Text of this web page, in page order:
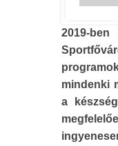
2019-
mindenki
a